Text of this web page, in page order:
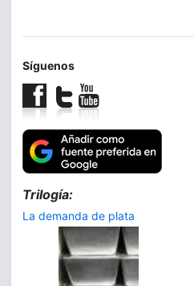
Síguenos
Trilogía:
La demanda de plata